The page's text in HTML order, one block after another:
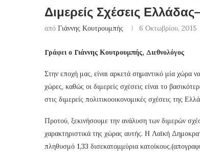
Διμερείς Σχέσεις
από Γιάννης Κουτρουμπής 6 Οκτωβρίου, 2015
Γράφει ο Γιάννης Κουτρουμπής, Διεθνολόγος
Στην εποχή μας, είναι αρκετά σημαντικό μία χώρα
χώρες, καθώς οι διμερείς σχέσεις είναι το
στις διμερείς πολιτικοοικονομικές σχέσεις της
Προτού, ξεκινήσουμε την ανάλυση των διμερών
χαρακτηριστικά της χώρας αυτής. Η Λαϊκή
πληθυσμό 1,33 δισεκατομμύρια